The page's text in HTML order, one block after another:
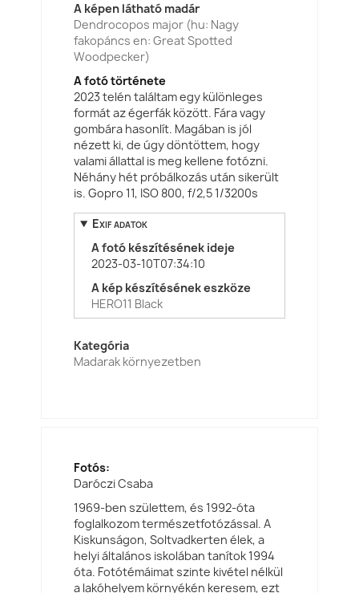
A képen látható madár
Dendrocopos major (hu: Nagy
fakopáncs en: Great Spotted
Woodpecker)
A fotó története
2023 telén találtam egy különleges
formát az égerfák között. Fára vagy
gombára hasonlít. Magában is jól
nézett ki, de úgy döntöttem, hogy
valami állattal is meg kellene fotózni.
Néhány hét próbálkozás után sikerült
is. Gopro 11, ISO 800, f/2,5 1/3200s
Exif adatok
A fotó készítésének ideje
2023-03-10T07:34:10
A kép készítésének eszköze
HERO11 Black
Kategória
Madarak környezetben
Fotós:
Daróczi Csaba
1969-ben születtem, és 1992-óta
foglalkozom természetfotózással. A
Kiskunságon, Soltvadkerten élek, a
helyi általános iskolában tanítok 1994
óta. Fotótémáimat szinte kivétel nélkül
a lakóhelyem környékén keresem, ezt